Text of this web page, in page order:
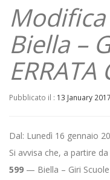
Biella –
ERRATA
Pubblicato il : 13 January 2017
Dal: Lunedì 16 gennaio
Si avvisa che, a partire
599 — Biella – Giri Scuole